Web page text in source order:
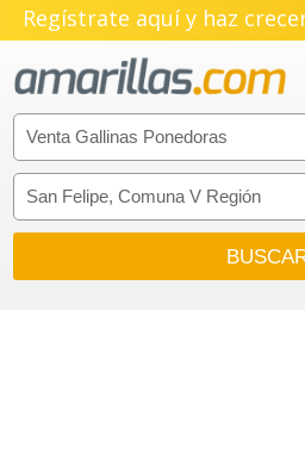
Regístrate aquí y haz